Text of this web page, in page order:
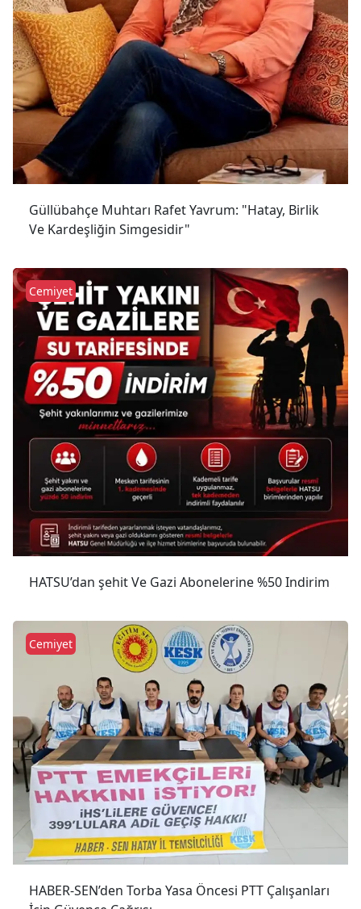
Güllübahçe Muhtarı Rafet Yavrum: "Hatay, Birlik
Ve Kardeşliğin Simgesidir"
HATSU’dan şehit Ve Gazi Abonelerine %50 Indirim
Cemiyet
HABER-SEN’den Torba Yasa Öncesi PTT Çalışanları
Cemiyet